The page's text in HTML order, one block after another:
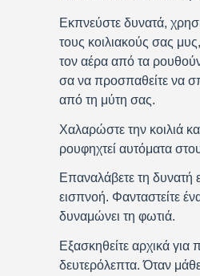
Εκπνεύστε δυνατά,
τους κοιλιακούς σας
τον αέρα από τα
σα να προσπαθείτε να
από τη μύτη σας.
Χαλαρώστε την κοιλιά
ρουφηχτεί αυτόματα
Επαναλάβετε τη δυνατή
εισπνοή. Φανταστείτε
δυναμώνει τη φωτιά.
Εξασκηθείτε αρχικά για
δευτερόλεπτα. Όταν